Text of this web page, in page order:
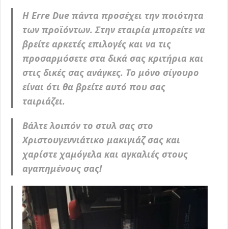
H Erre Due πάντα προσέχει την ποιότητα
των προϊόντων. Στην εταιρία μπορείτε να
βρείτε αρκετές επιλογές και να τις
προσαρμόσετε στα δικά σας κριτήρια και
στις δικές σας ανάγκες. Το μόνο σίγουρο
είναι ότι θα βρείτε αυτό που σας
ταιριάζει.
Βάλτε λοιπόν το στυλ σας στο
Χριστουγεννιάτικο μακιγιάζ σας και
χαρίστε χαμόγελα και αγκαλιές στους
αγαπημένους σας!